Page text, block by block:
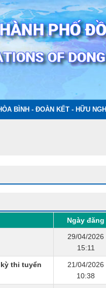
BÌNH - ĐOÀN KẾT - HỮU NGHỊ
Ngày đăng
29/04/2026
15:11
thi tuyển
21/04/2026
10:38